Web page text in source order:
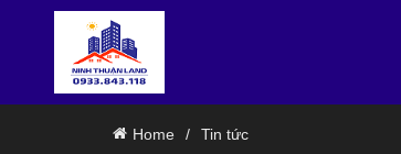
Home Tin tức